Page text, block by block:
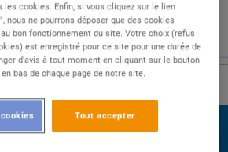
les cookies. Enfin, si vous cliquez sur le lien
nous ne pourrons déposer que des cookies
bon fonctionnement du site. Votre choix (refus
est enregistré pour ce site pour une durée de
d'avis à tout moment en cliquant sur le bouton
bas de chaque page de notre site.
Tout accepter